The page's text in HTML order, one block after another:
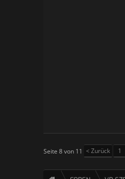
Seite 8 von 11 < Zurück 1